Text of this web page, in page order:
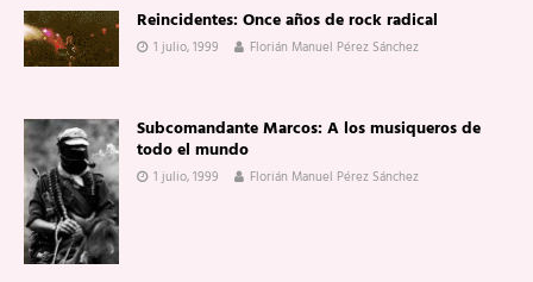
Reincidentes: Once años de rock radical
1 julio, 1999 Florián Manuel Pérez Sánchez
Subcomandante Marcos: A los musiqueros de
todo el mundo
1 julio, 1999 Florián Manuel Pérez Sánchez